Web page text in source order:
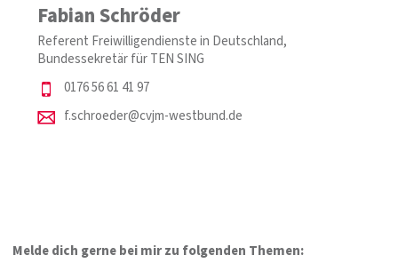
Fabian Schröder
Referent Freiwilligendienste in Deutschland,
Bundessekretär für TEN SING
0176 56 61 41 97
f.schroeder@cvjm-westbund.de
Melde dich gerne bei mir zu folgenden Themen: